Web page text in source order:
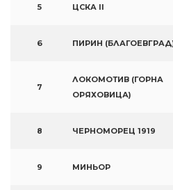
5 ЦСКА II
6 ПИРИН
7
ЛОКОМОТИВ (ГОРНА
ОРЯХОВИЦА)
8 ЧЕРНОМОРЕЦ 1919
9 МИНЬОР